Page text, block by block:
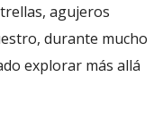
agujeros
durante mucho
explorar más allá